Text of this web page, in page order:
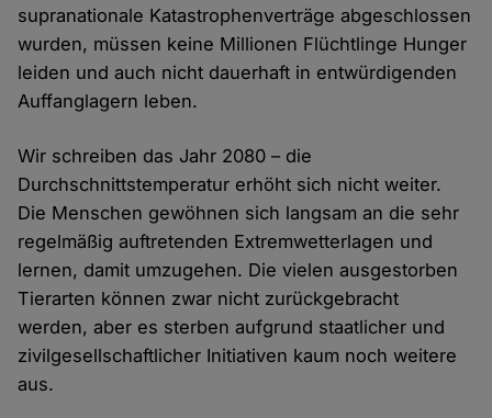
supranationale Katastrophenverträge abgeschlossen
wurden, müssen keine Millionen Flüchtlinge Hunger
leiden und auch nicht dauerhaft in entwürdigenden
Auffanglagern leben.
Wir schreiben das Jahr 2080 – die
Durchschnittstemperatur erhöht sich nicht weiter.
Die Menschen gewöhnen sich langsam an die sehr
regelmäßig auftretenden Extremwetterlagen und
lernen, damit umzugehen. Die vielen ausgestorben
Tierarten können zwar nicht zurückgebracht
werden, aber es sterben aufgrund staatlicher und
zivilgesellschaftlicher Initiativen kaum noch weitere
aus.